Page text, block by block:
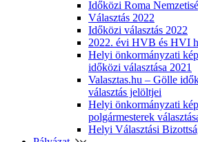
Időközi Roma
Választás 2022
Időközi választás 2022
2022. évi HVB és HVI
Helyi önkormányzati
időközi választása 2021
Valasztas.hu – Gölle
választás jelöltjei
Helyi önkormányzati
polgármesterek
Helyi Választási